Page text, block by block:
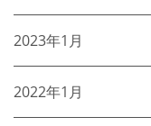
2023年1月
2022年1月